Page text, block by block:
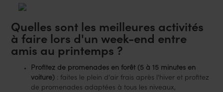
Quelles sont les meilleures activités
à faire lors d'un week-end entre
amis au printemps ?
Profitez de promenades en forêt (5 à 15 minutes en
voiture) : faites le plein d'air frais après l'hiver et profitez
de promenades adaptées à tous les niveaux,